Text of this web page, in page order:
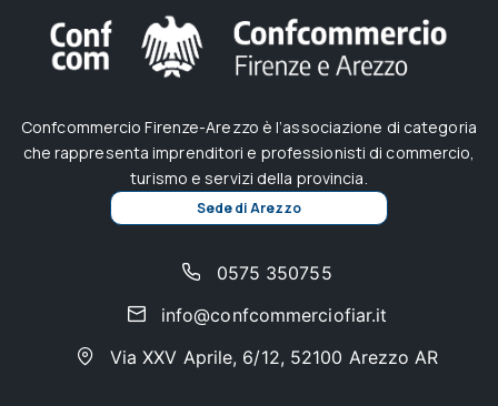
Confcommercio Firenze-Arezzo è l’associazione di categoria
che rappresenta imprenditori e professionisti di commercio,
turismo e servizi della provincia.
Sede di Arezzo
0575 350755
info@confcommerciofiar.it
Via XXV Aprile, 6/12, 52100 Arezzo AR